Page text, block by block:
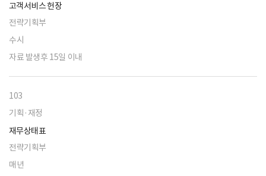
고객서비스 헌장
전략기획부
수시
자료 발생후 15일 이내
103
기획·재정
재무상태표
전략기획부
매년